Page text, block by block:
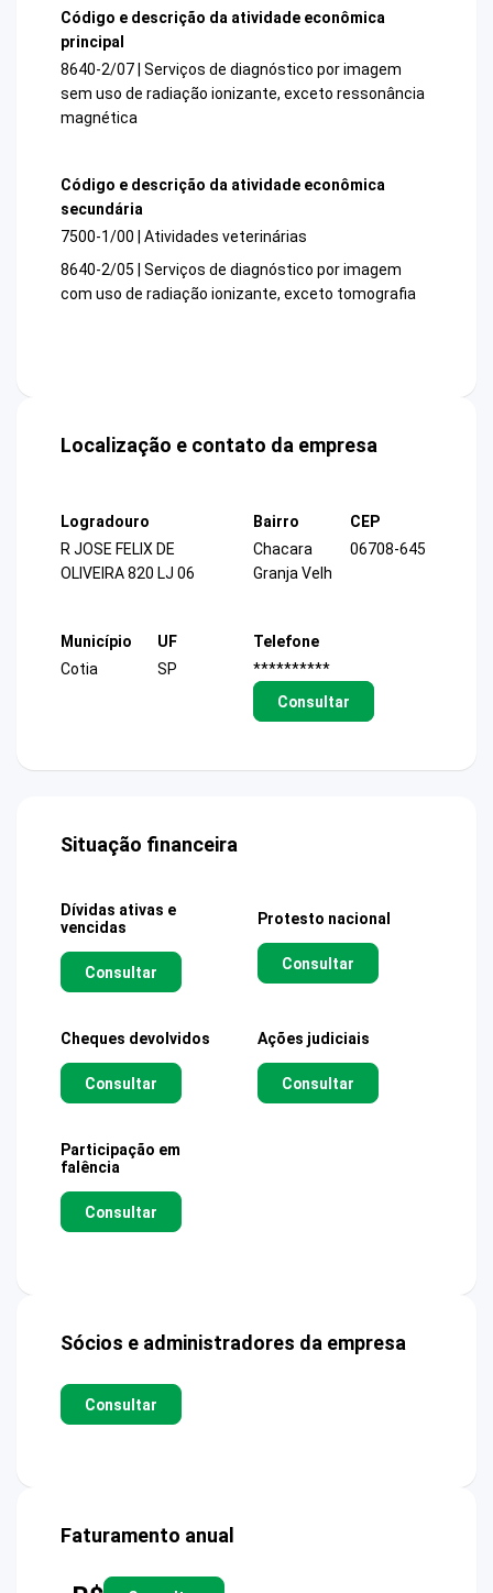
Código e descrição da atividade econômica
principal
8640-2/07 | Serviços de diagnóstico por imagem
sem uso de radiação ionizante, exceto ressonância
magnética
Código e descrição da atividade econômica
secundária
7500-1/00 | Atividades veterinárias
8640-2/05 | Serviços de diagnóstico por imagem
com uso de radiação ionizante, exceto tomografia
Localização e contato da empresa
Logradouro
R JOSE FELIX DE
OLIVEIRA 820 LJ 06
Bairro
Chacara
Granja Velh
CEP
06708-645
Município
Cotia
UF
SP
Telefone
**********
Consultar
Situação financeira
Dívidas ativas e
vencidas
Consultar
Protesto nacional
Consultar
Cheques devolvidos
Consultar
Ações judiciais
Consultar
Participação em
falência
Consultar
Sócios e administradores da empresa
Consultar
Faturamento anual